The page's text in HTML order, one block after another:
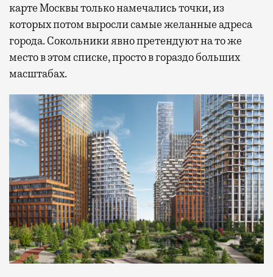
карте Москвы только намечались точки, из
которых потом выросли самые желанные адреса
города. Сокольники явно претендуют на то же
место в этом списке, просто в гораздо больших
масштабах.